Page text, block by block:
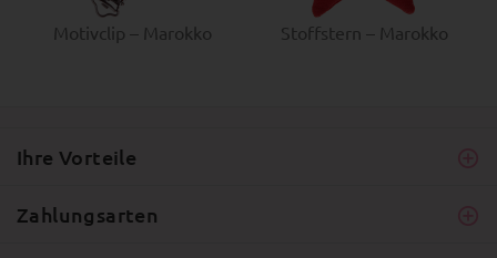
Motivclip – Marokko Stoffstern – Marokko
Ihre Vorteile
Zahlungsarten